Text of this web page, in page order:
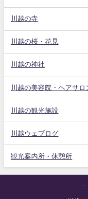
川越の寺
川越の桜・花見
川越の神社
川越の美容院・ヘアサロ
川越の観光施設
川越ウェブログ
観光案内所・休憩所